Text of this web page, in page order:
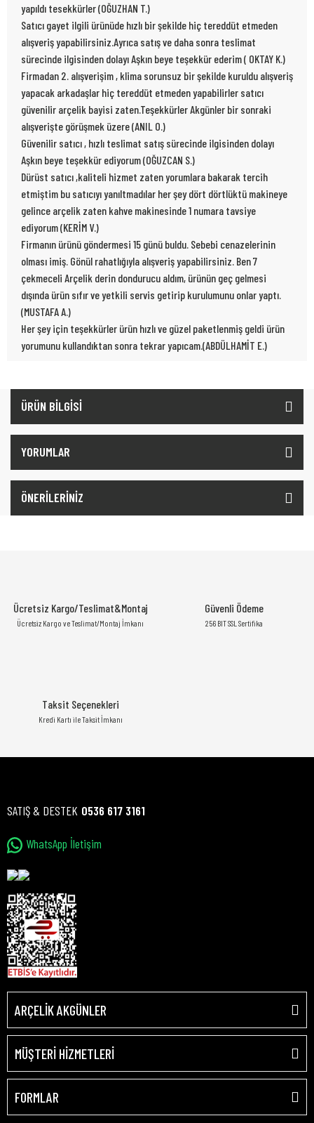
yapıldı tesekkürler (OĞUZHAN T.)
Satıcı gayet ilgili ürünüde hızlı bir şekilde hiç tereddüt etmeden
alışveriş yapabilirsiniz.Ayrıca satış ve daha sonra teslimat
sürecinde ilgisinden dolayı Aşkın beye teşekkür ederim ( OKTAY K.)
Firmadan 2. alışverişim , klima sorunsuz bir şekilde kuruldu alışveriş
yapacak arkadaşlar hiç tereddüt etmeden yapabilirler satıcı
güvenilir arçelik bayisi zaten.Teşekkürler Akgünler bir sonraki
alışverişte görüşmek üzere (ANIL O.)
Güvenilir satıcı , hızlı teslimat satış sürecinde ilgisinden dolayı
Aşkın beye teşekkür ediyorum (OĞUZCAN S.)
Dürüst satıcı ,kaliteli hizmet zaten yorumlara bakarak tercih
etmiştim bu satıcıyı yanıltmadılar her şey dört dörtlüktü makineye
gelince arçelik zaten kahve makinesinde 1 numara tavsiye
ediyorum (KERİM V.)
Firmanın ürünü göndermesi 15 günü buldu. Sebebi cenazelerinin
olması imiş. Gönül rahatlığıyla alışveriş yapabilirsiniz. Ben 7
çekmeceli Arçelik derin dondurucu aldım, ürünün geç gelmesi
dışında ürün sıfır ve yetkili servis getirip kurulumunu onlar yaptı.
(MUSTAFA A.)
Her şey için teşekkürler ürün hızlı ve güzel paketlenmiş geldi ürün
yorumunu kullandıktan sonra tekrar yapıcam.(ABDÜLHAMİT E.)
ÜRÜN BİLGİSİ
YORUMLAR
ÖNERİLERİNİZ
Ücretsiz Kargo/Teslimat&Montaj
Ücretsiz Kargo ve Teslimat/Montaj İmkanı
Güvenli Ödeme
256 BIT SSL Sertifika
Taksit Seçenekleri
Kredi Kartı ile Taksit İmkanı
SATIŞ & DESTEK 0536 617 3161
WhatsApp İletişim
ARÇELİK AKGÜNLER
MÜŞTERİ HİZMETLERİ
FORMLAR